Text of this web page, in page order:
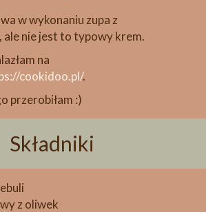
w wykonaniu zupa z
ale nie jest to typowy krem.
na
cookidoo.pl/.
przerobiłam :)
Składniki
z oliwek